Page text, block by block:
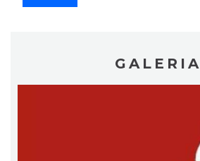
GALERIA